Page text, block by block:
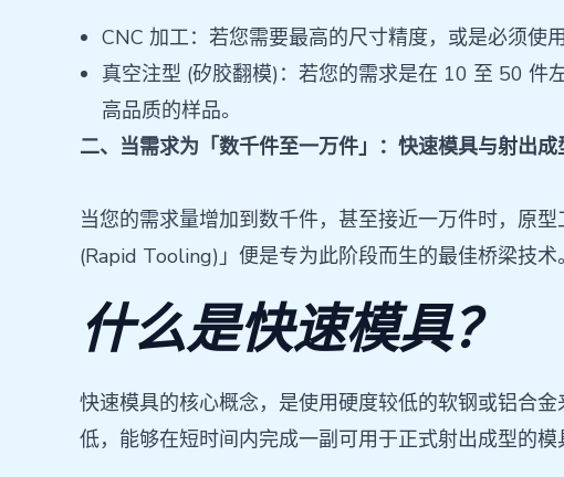
CNC 加工：若您需要最高的尺寸精度，或是必须使
真空注型 (矽胶翻模)：若您的需求是在 10 至 50 件
高品质的样品。
二、当需求为「数千件至一万件」：快速模具与射出成
当您的需求量增加到数千件，甚至接近一万件时，原
(Rapid Tooling)」便是专为此阶段而生的最佳桥梁技术。
什么是快速模具？
快速模具的核心概念，是使用硬度较低的软钢或铝合
低，能够在短时间内完成一副可用于正式射出成型的模